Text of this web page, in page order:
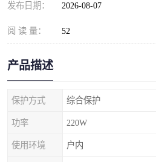
发布日期： 2026-08-07
阅 读 量： 52
产品描述
保护方式 综合保护
功率 220W
使用环境 户内